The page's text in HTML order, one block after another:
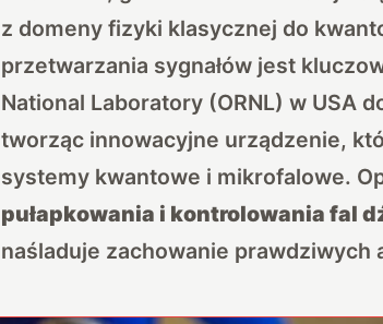
z domeny fizyki klasycznej do
przetwarzania sygnałów jest
National Laboratory (ORNL) w USA
tworząc innowacyjne urządzenie,
systemy kwantowe i mikrofalowe.
pułapkowania i kontrolowania fal
naśladuje zachowanie prawdziwych